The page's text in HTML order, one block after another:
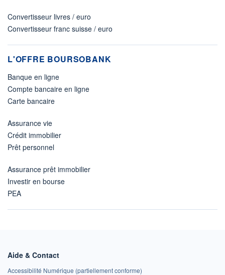
Convertisseur livres / euro
Convertisseur franc suisse / euro
L'OFFRE BOURSOBANK
Banque en ligne
Compte bancaire en ligne
Carte bancaire
Assurance vie
Crédit immobilier
Prêt personnel
Assurance prêt immobilier
Investir en bourse
PEA
Aide & Contact
Accessibilité Numérique (partiellement conforme)